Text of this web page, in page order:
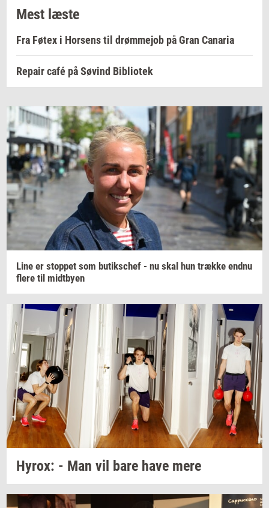
Mest læste
Fra Føtex i Horsens til drømmejob på Gran Canaria
Repair café på Søvind Bibliotek
Line er stop­pet som bu­tiks­chef - nu skal hun træk­ke endnu
flere til midt­by­en
Hyrox: - Man vil bare have mere